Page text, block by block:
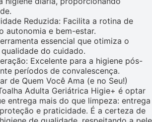
Reduzida: Facilita a rotina de
autonomia e bem-estar.
essencial que otimiza o
do cuidado.
Excelente para a higiene pós-
períodos de convalescença.
de Quem Você Ama (e no Seu!)
Adulta Geriátrica Higie+ é optar
entrega mais do que limpeza: entrega
e praticidade. É a certeza de